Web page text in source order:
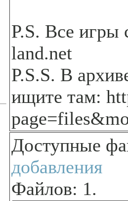
P.S. Все игры
land.net
P.S.S. В
ищите там:
Доступные
добавления
Файлов: 1.